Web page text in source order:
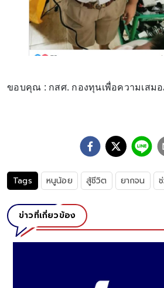
ขอบคุณ : กสศ. กองทุนเพื่อความเสม
Tags หนูน้อย สู้ชีวิต ยากจน
ข่าวที่เกี่ยวข้อง